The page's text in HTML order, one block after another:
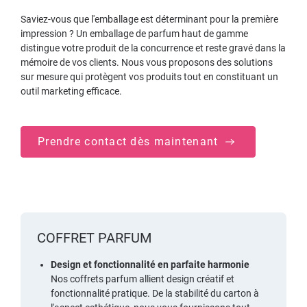
Saviez-vous que l'emballage est déterminant pour la première
impression ? Un emballage de parfum haut de gamme
distingue votre produit de la concurrence et reste gravé dans la
mémoire de vos clients. Nous vous proposons des solutions
sur mesure qui protègent vos produits tout en constituant un
outil marketing efficace.
Prendre contact dès maintenant
COFFRET PARFUM
Design et fonctionnalité en parfaite harmonie
Nos coffrets parfum allient design créatif et
fonctionnalité pratique. De la stabilité du carton à